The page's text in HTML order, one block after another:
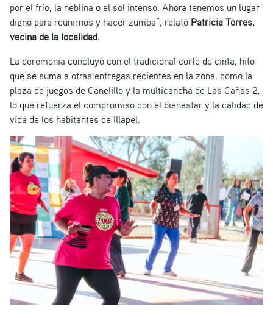
por el frío, la neblina o el sol intenso. Ahora tenemos un lugar
digno para reunirnos y hacer zumba”, relató Patricia Torres,
vecina de la localidad.
La ceremonia concluyó con el tradicional corte de cinta, hito
que se suma a otras entregas recientes en la zona, como la
plaza de juegos de Canelillo y la multicancha de Las Cañas 2,
lo que refuerza el compromiso con el bienestar y la calidad de
vida de los habitantes de Illapel.